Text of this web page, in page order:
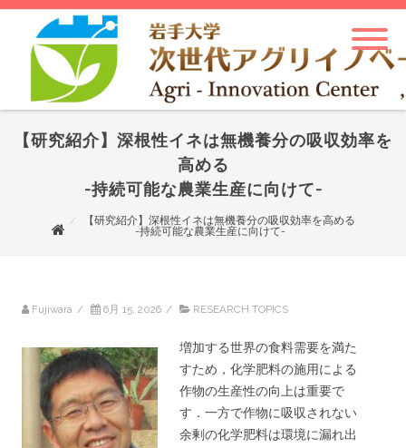
【研究紹介】深根性イネは無機養分の吸収効率を
高める
-持続可能な農業生産に向けて-
【研究紹介】深根性イネは無機養分の吸収効率を高める
-持続可能な農業生産に向けて-
Fujiwara / 6月 15, 2026 / RESEARCH TOPICS
増加する世界の食料需要を満た
すため，化学肥料の施用による
作物の生産性の向上は重要で
す．一方で作物に吸収されない
余剰の化学肥料は環境に漏れ出